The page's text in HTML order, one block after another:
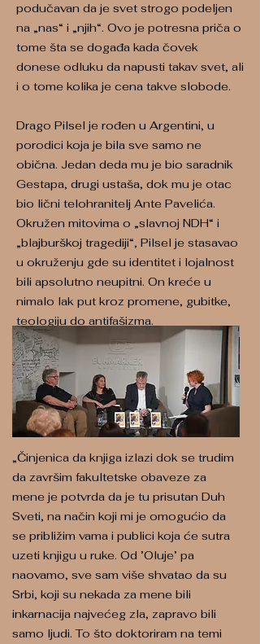
podučavan da je svet strogo podeljen
na „nas“ i „njih“. Ovo je potresna priča o
tome šta se događa kada čovek
donese odluku da napusti takav svet, ali
i o tome kolika je cena takve slobode.
Drago Pilsel je rođen u Argentini, u
porodici koja je bila sve samo ne
obična. Jedan deda mu je bio saradnik
Gestapa, drugi ustaša, dok mu je otac
bio lični telohranitelj Ante Pavelića.
Okružen mitovima o „slavnoj NDH“ i
„blajburškoj tragediji“, Pilsel je stasavao
u okruženju gde su identitet i lojalnost
bili apsolutno neupitni. On kreće u
nimalo lak put kroz promene, gubitke,
teologiju do antifašizma.
„Činjenica da knjiga izlazi dok se trudim
da završim fakultetske obaveze za
mene je potvrda da je tu prisutan Duh
Sveti, na način koji mi je omogućio da
se približim vama i publici koja će sutra
uzeti knjigu u ruke. Od ’Oluje’ pa
naovamo, sve sam više shvatao da su
Srbi, koji su nekada za mene bili
inkarnacija najvećeg zla, zapravo bili
samo ljudi. To što doktoriram na temi